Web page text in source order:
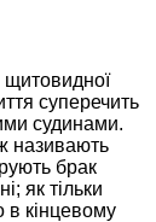
щитовидної
суперечить
судинами.
називають
брак
як тільки
в кінцевому